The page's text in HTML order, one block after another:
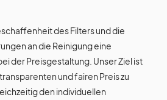
des Filters und die
an die Reinigung eine
der Preisgestaltung. Unser Ziel ist
und fairen Preis zu
den individuellen